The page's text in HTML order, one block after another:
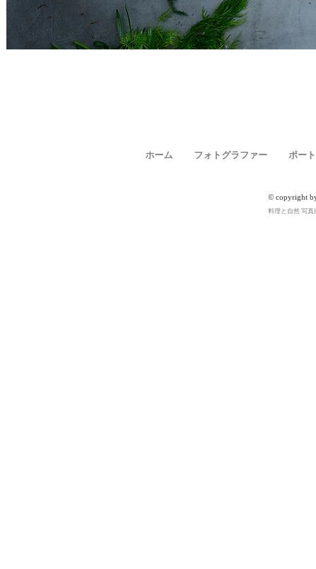
ホーム フォトグラファー ポー
© copyright
料理と自然 写真